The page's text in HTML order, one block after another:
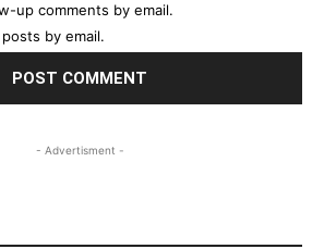
up comments by email.
by email.
- Advertisment -